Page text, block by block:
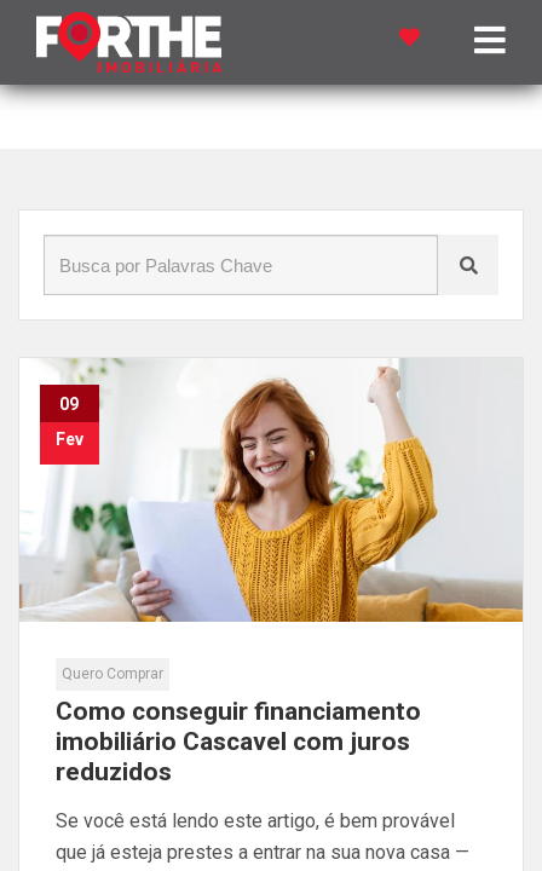
Início»Blog » Financiamento imobiliário
09
Fev
Quero Comprar
Como conseguir financiamento
imobiliário Cascavel com juros
reduzidos
Se você está lendo este artigo, é bem provável
que já esteja prestes a entrar na sua nova casa —